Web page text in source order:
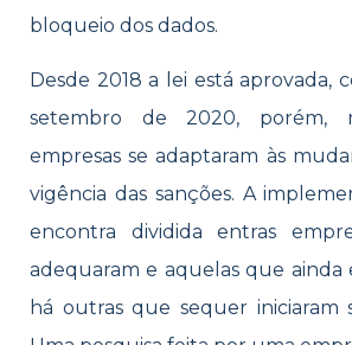
bloqueio dos dados.
Desde 2018 a lei está aprovada,
setembro de 2020, porém,
empresas se adaptaram às
vigência das sanções. A
encontra dividida entras
adequaram e aquelas que ainda
há outras que sequer iniciaram